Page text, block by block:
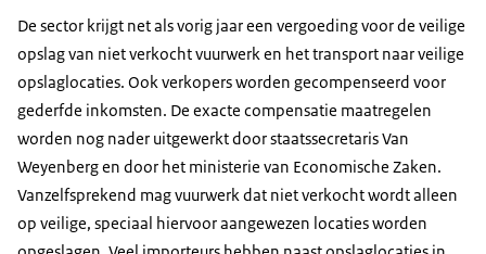
De sector krijgt net als vorig jaar een vergoeding voor de veilige
opslag van niet verkocht vuurwerk en het transport naar veilige
opslaglocaties. Ook verkopers worden gecompenseerd voor
gederfde inkomsten. De exacte compensatie maatregelen
worden nog nader uitgewerkt door staatssecretaris Van
Weyenberg en door het ministerie van Economische Zaken.
Vanzelfsprekend mag vuurwerk dat niet verkocht wordt alleen
op veilige, speciaal hiervoor aangewezen locaties worden